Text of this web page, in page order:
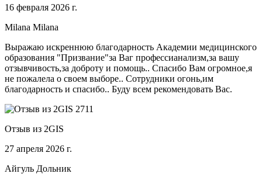
16 февраля 2026 г.
Milana Milana
Выражаю искреннюю благодарность Академии медицинского
образования "Призвание"за Ваг профессианализм,за вашу
отзывчивость,за доброту и помощь.. Спасибо Вам огромное,я
не пожалела о своем выборе.. Сотрудники огонь,им
благодарность и спасибо.. Буду всем рекомендовать Вас.
Отзыв из 2GIS
27 апреля 2026 г.
Айгуль Дольник